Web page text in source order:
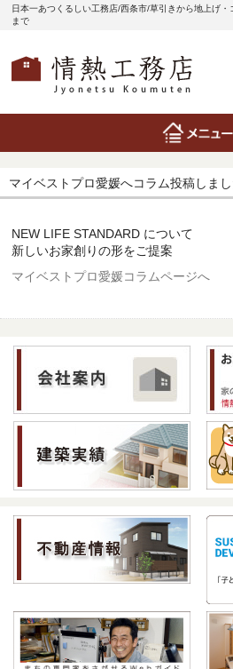
日本一あつくるしい工務店/西条市/草引きから地上げ
まで
マイベストプロ愛媛へコラム投稿しま
NEW LIFE STANDARD について
新しいお家創りの形をご提案
マイベストプロ愛媛コラムページへ